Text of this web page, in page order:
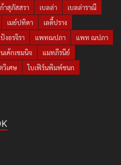
ก้าสุภัสสรา เบลล่า
เบลล่าราณี
เมย์ปทิดา
เลดี้ปราง
งอรจิรา แพทณปภา
แพท ณปภา
เค้กเขมนิจ
แมทภีรนีย์
วิเศษ
ใบเฟิร์นพิมพ์ชนก